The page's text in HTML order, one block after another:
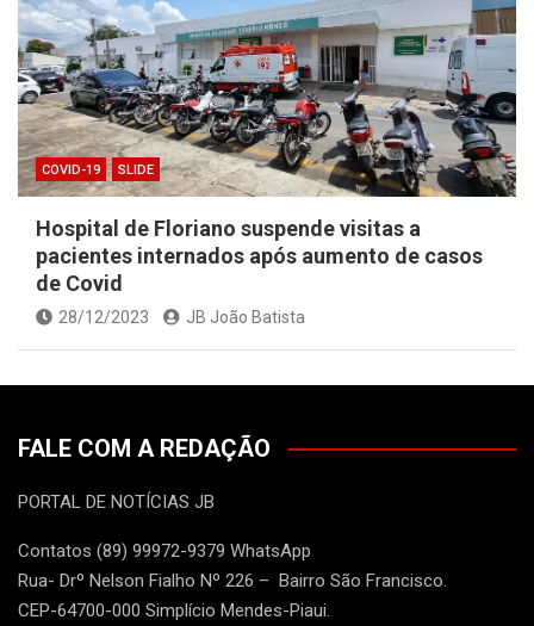
COVID-19 SLIDE
Hospital de Floriano suspende visitas a
pacientes internados após aumento de casos
de Covid
28/12/2023 JB João Batista
FALE COM A REDAÇÃO
PORTAL DE NOTÍCIAS JB
Contatos (89) 99972-9379 WhatsApp
Rua- Drº Nelson Fialho Nº 226 – Bairro São Francisco.
CEP-64700-000 Simplício Mendes-Piaui.